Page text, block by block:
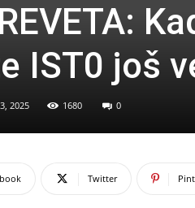
IST0 još
2025 1680 0
Twitter